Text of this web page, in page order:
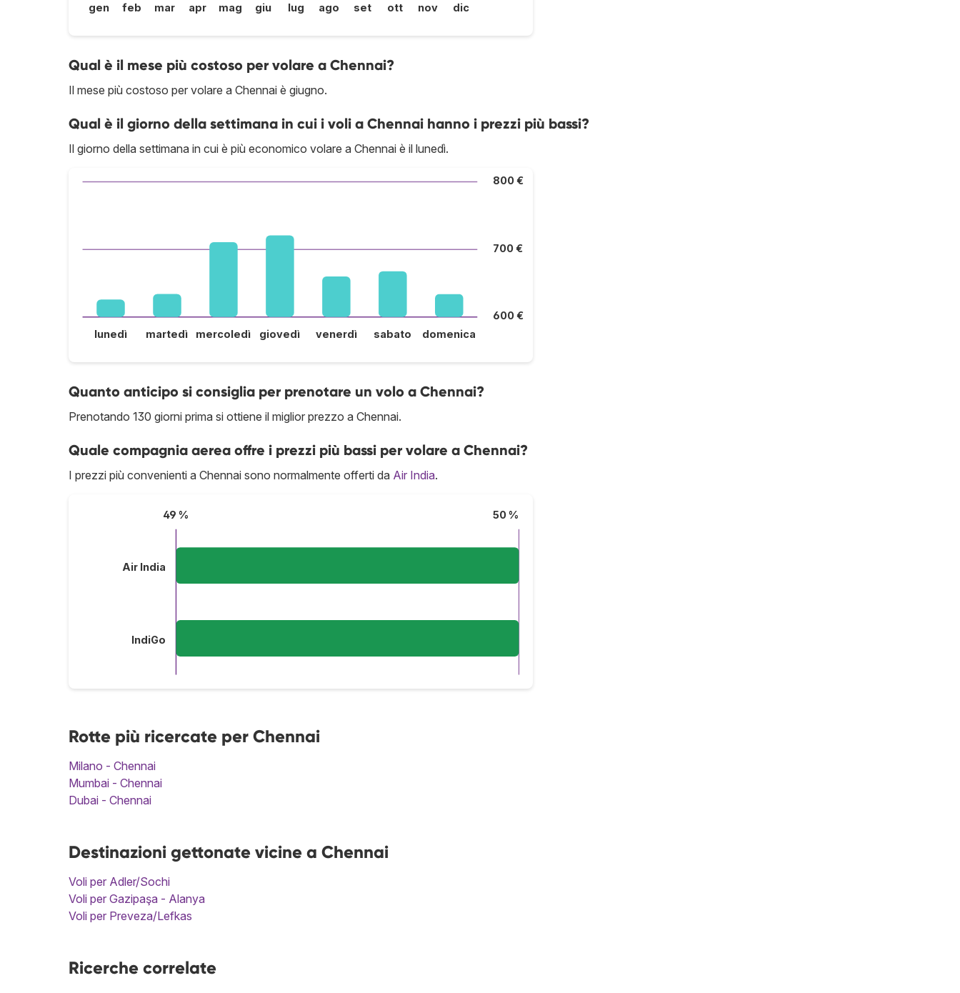
gen feb mar apr mag giu lug ago set ott nov dic
Qual è il mese più costoso per volare a Chennai?
Il mese più costoso per volare a Chennai è giugno.
Qual è il giorno della settimana in cui i voli a Chennai hanno i prezzi più bassi?
Il giorno della settimana in cui è più economico volare a Chennai è il lunedì.
600 €
700 €
800 €
lunedì martedì mercoledì giovedì venerdì sabato domenica
Quanto anticipo si consiglia per prenotare un volo a Chennai?
Prenotando 130 giorni prima si ottiene il miglior prezzo a Chennai.
Quale compagnia aerea offre i prezzi più bassi per volare a Chennai?
I prezzi più convenienti a Chennai sono normalmente offerti da Air India.
49 % 50 %
Air India
IndiGo
Rotte più ricercate per Chennai
Milano - Chennai
Mumbai - Chennai
Dubai - Chennai
Destinazioni gettonate vicine a Chennai
Voli per Adler/Sochi
Voli per Gazipaşa - Alanya
Voli per Preveza/Lefkas
Ricerche correlate